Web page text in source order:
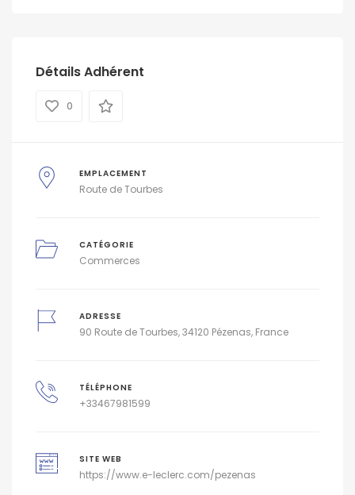
Détails Adhérent
0
EMPLACEMENT
Route de Tourbes
CATÉGORIE
Commerces
ADRESSE
90 Route de Tourbes, 34120 Pézenas, France
TÉLÉPHONE
+33467981599
SITE WEB
https://www.e-leclerc.com/pezenas